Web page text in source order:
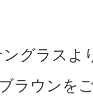
グラスよ
ラウンを